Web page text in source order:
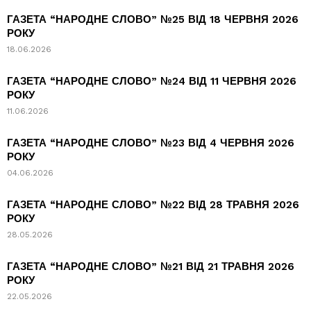
ГАЗЕТА “НАРОДНЕ СЛОВО” №25 ВІД 18 ЧЕРВНЯ 2026
РОКУ
18.06.2026
ГАЗЕТА “НАРОДНЕ СЛОВО” №24 ВІД 11 ЧЕРВНЯ 2026
РОКУ
11.06.2026
ГАЗЕТА “НАРОДНЕ СЛОВО” №23 ВІД 4 ЧЕРВНЯ 2026
РОКУ
04.06.2026
ГАЗЕТА “НАРОДНЕ СЛОВО” №22 ВІД 28 ТРАВНЯ 2026
РОКУ
28.05.2026
ГАЗЕТА “НАРОДНЕ СЛОВО” №21 ВІД 21 ТРАВНЯ 2026
РОКУ
22.05.2026